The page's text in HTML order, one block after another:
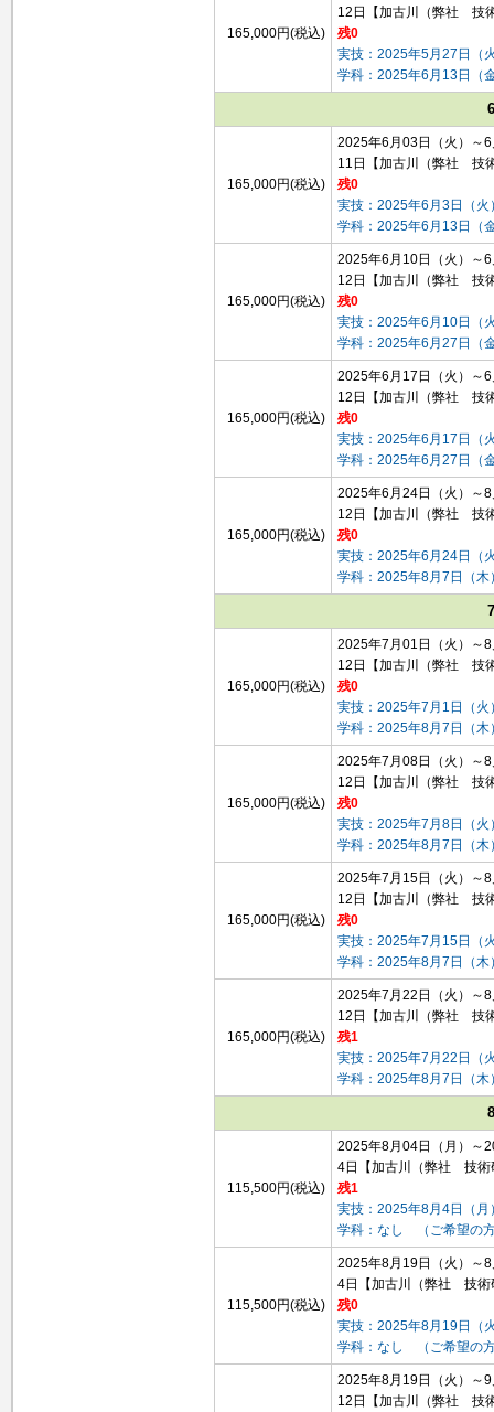
165,000円(税込)
12日
【加古川（弊社 技
残0
実技：2025年5月27日（
学科：2025年6月13日（
165,000円(税込)
2025年6月03日（火）～
11日
【加古川（弊社 技
残0
実技：2025年6月3日（
学科：2025年6月13日（
165,000円(税込)
2025年6月10日（火）～
12日
【加古川（弊社 技
残0
実技：2025年6月10日（
学科：2025年6月27日（
165,000円(税込)
2025年6月17日（火）～
12日
【加古川（弊社 技
残0
実技：2025年6月17日（
学科：2025年6月27日（
165,000円(税込)
2025年6月24日（火）～
12日
【加古川（弊社 技
残0
実技：2025年6月24日（
学科：2025年8月7日（
165,000円(税込)
2025年7月01日（火）～
12日
【加古川（弊社 技
残0
実技：2025年7月1日（
学科：2025年8月7日（
165,000円(税込)
2025年7月08日（火）～
12日
【加古川（弊社 技
残0
実技：2025年7月8日（
学科：2025年8月7日（
165,000円(税込)
2025年7月15日（火）～
12日
【加古川（弊社 技
残0
実技：2025年7月15日（
学科：2025年8月7日（
165,000円(税込)
2025年7月22日（火）～
12日
【加古川（弊社 技
残1
実技：2025年7月22日（
学科：2025年8月7日（
115,500円(税込)
2025年8月04日（月）～
4日
【加古川（弊社 技
残1
実技：2025年8月4日（月
学科：なし （ご希望の
115,500円(税込)
2025年8月19日（火）～
4日
【加古川（弊社 技
残0
実技：2025年8月19日（
学科：なし （ご希望の
2025年8月19日（火）～
12日
【加古川（弊社 技